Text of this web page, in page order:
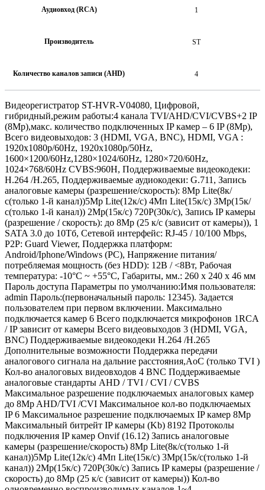
Аудиовход (RCA) 1
Производитель ST
Количество каналов записи (AHD) 4
Видеорегистратор ST-HVR-V04080, Цифровой,
гибридный,режим работы:4 канала TVI/AHD/CVI/CVBS+2 IP
(8Mp),макс. количество подключенных IP камер – 6 IP (8Mp),
Всего видеовыходов: 3 (HDMI, VGA, BNC), HDMI, VGA :
1920x1080p/60Hz, 1920x1080p/50Hz,
1600×1200/60Hz,1280×1024/60Hz, 1280×720/60Hz,
1024×768/60Hz CVBS:960H, Поддерживаемые видеокодеки:
H.264 /H.265, Поддерживаемые аудиокодеки: G.711, Запись
аналоговые камеры (разрешение/скорость): 8Mp Lite(8к/
с(только 1-й канал))5Mp Lite(12к/с) 4Mп Lite(15к/с) 3Mp(15к/
с(только 1-й канал)) 2Mp(15к/с) 720P(30к/с), Запись IP камеры
(разрешение / скорость): до 8Mp (25 к/с (зависит от камеры)), 1
SATA 3.0 до 10Тб, Сетевой интерфейс: RJ-45 / 10/100 Mbps,
P2P: Guard Viewer, Поддержка платформ:
Android/Iphone/Windows (PC), Напряжение питания/
потребляемая мощность (без HDD): 12В / <8Вт, Рабочая
температура: -10°C ~ +55°C, Габариты, мм.: 260 х 240 х 46 мм
Пароль доступа Параметры по умолчанию:Имя пользователя:
admin Пароль:(первоначальный пароль: 12345). Задается
пользователем при первом включении. Максимально
подключается камер 6 Всего подключается микрофонов 1RCA
/ IP зависит от камеры Всего видеовыходов 3 (HDMI, VGA,
BNC) Поддерживаемые видеокодеки H.264 /H.265
Дополнительные возможности Поддержка передачи
аналогового сигнала на дальние расстояния,AoC (только TVI )
Кол-во аналоговых видеовходов 4 BNC Поддерживаемые
аналоговые стандарты AHD / TVI / CVI / CVBS
Максимальное разрешение подключаемых аналоговых камер
до 8Mp AHD/TVI /CVI Максимальное кол-во подключаемых
IP 6 Максимальное разрешение подключаемых IP камер 8Mp
Максимальный битрейт IP камеры (Kb) 8192 Протоколы
подключения IP камер Onvif (16.12) Запись аналоговые
камеры (разрешение/скорость) 8Mp Lite(8к/с(только 1-й
канал))5Mp Lite(12к/с) 4Mп Lite(15к/с) 3Mp(15к/с(только 1-й
канал)) 2Mp(15к/с) 720P(30к/с) Запись IP камеры (разрешение /
скорость) до 8Mp (25 к/с (зависит от камеры)) Кол-во